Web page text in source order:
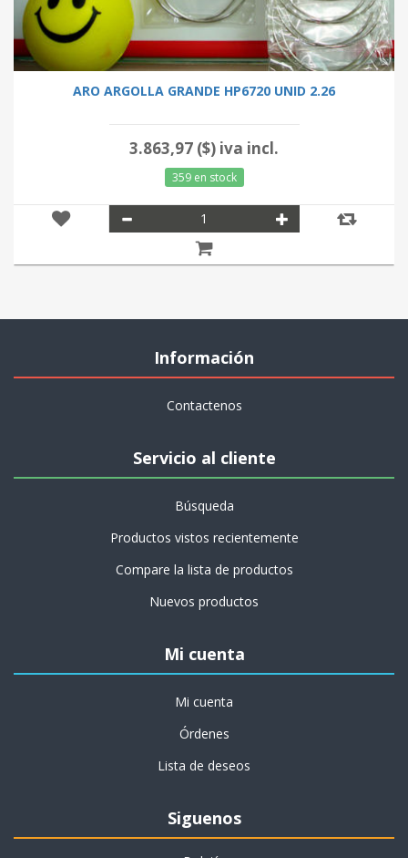
ARO ARGOLLA GRANDE HP6720 UNID 2.26
3.863,97 ($) iva incl.
359 en stock
Información
Contactenos
Servicio al cliente
Búsqueda
Productos vistos recientemente
Compare la lista de productos
Nuevos productos
Mi cuenta
Mi cuenta
Órdenes
Lista de deseos
Siguenos